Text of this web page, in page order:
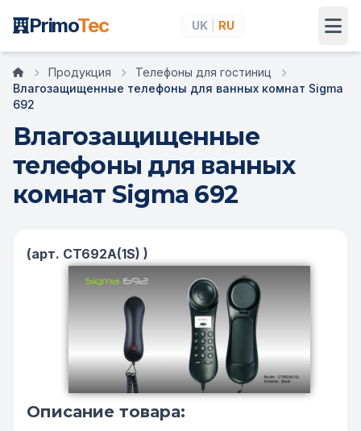
PrimoTec UK RU
ГлавнаяПродукция
Телефоны для гостиниц
Влагозащищенные телефоны для ванных комнат Sigma
692
Влагозащищенные
телефоны для ванных
комнат Sigma 692
(арт. CT692A(1S) )
Описание товара: